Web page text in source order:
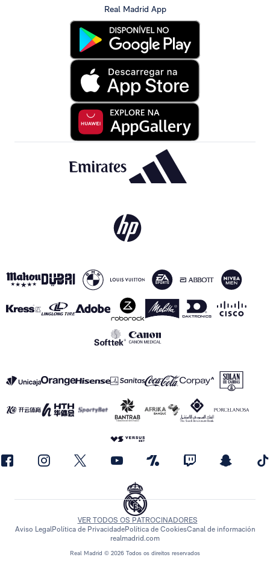
Real Madrid App
Real Madrid © 2026 Todos os direitos reservados
VER TODOS OS PATROCINADORES
Aviso LegalPolítica de PrivacidadePolítica de CookiesCanal de información
realmadrid.com